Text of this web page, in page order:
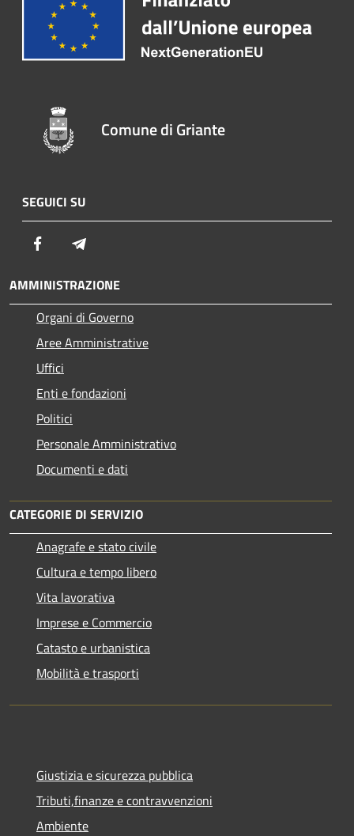
Comune di Griante
SEGUICI SU
Facebook
AMMINISTRAZIONE
Organi di Governo
Aree Amministrative
Uffici
Enti e fondazioni
Politici
Personale Amministrativo
Documenti e dati
CATEGORIE DI SERVIZIO
Anagrafe e stato civile
Cultura e tempo libero
Vita lavorativa
Imprese e Commercio
Catasto e urbanistica
Mobilità e trasporti
Giustizia e sicurezza pubblica
Tributi,finanze e contravvenzioni
Ambiente